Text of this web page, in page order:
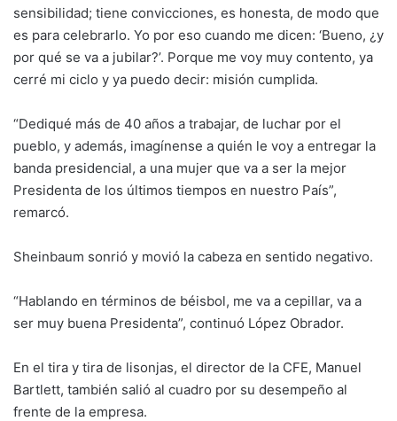
sensibilidad; tiene convicciones, es honesta, de modo que
es para celebrarlo. Yo por eso cuando me dicen: ‘Bueno, ¿y
por qué se va a jubilar?’. Porque me voy muy contento, ya
cerré mi ciclo y ya puedo decir: misión cumplida.
“Dediqué más de 40 años a trabajar, de luchar por el
pueblo, y además, imagínense a quién le voy a entregar la
banda presidencial, a una mujer que va a ser la mejor
Presidenta de los últimos tiempos en nuestro País”,
remarcó.
Sheinbaum sonrió y movió la cabeza en sentido negativo.
“Hablando en términos de béisbol, me va a cepillar, va a
ser muy buena Presidenta”, continuó López Obrador.
En el tira y tira de lisonjas, el director de la CFE, Manuel
Bartlett, también salió al cuadro por su desempeño al
frente de la empresa.